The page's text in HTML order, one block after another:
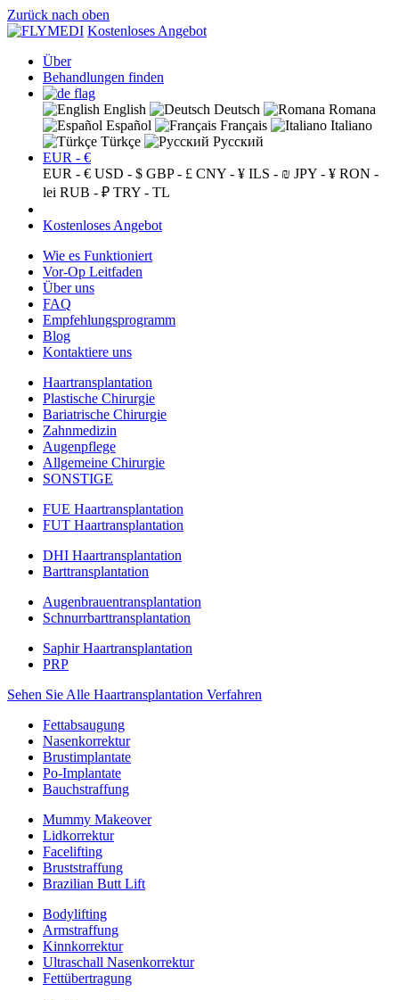
Zurück nach oben
Kostenloses Angebot
Über
Behandlungen finden
English Deutsch
Romana
Español
Français
Italiano
Türkçe
Русский
EUR - €
EUR - € USD - $ GBP - £ CNY - ¥ ILS - ₪ JPY - ¥ RON -
lei RUB - ₽ TRY - TL
Kostenloses Angebot
Wie es Funktioniert
Vor-Op Leitfaden
Über uns
FAQ
Empfehlungsprogramm
Blog
Kontaktiere uns
Haartransplantation
Plastische Chirurgie
Bariatrische Chirurgie
Zahnmedizin
Augenpflege
Allgemeine Chirurgie
SONSTIGE
FUE Haartransplantation
FUT Haartransplantation
DHI Haartransplantation
Barttransplantation
Augenbrauentransplantation
Schnurrbarttransplantation
Saphir Haartransplantation
PRP
Sehen Sie Alle Haartransplantation Verfahren
Fettabsaugung
Nasenkorrektur
Brustimplantate
Po-Implantate
Bauchstraffung
Mummy Makeover
Lidkorrektur
Facelifting
Bruststraffung
Brazilian Butt Lift
Bodylifting
Armstraffung
Kinnkorrektur
Ultraschall Nasenkorrektur
Fettübertragung